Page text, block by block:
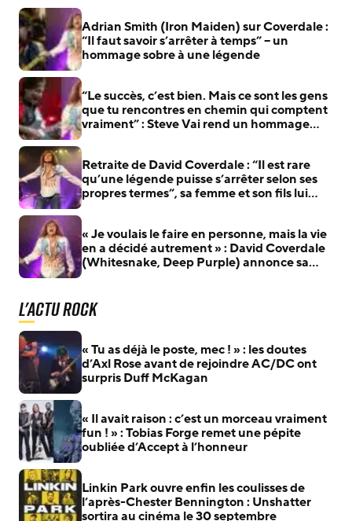
Adrian Smith (Iron Maiden) sur Coverdale :
“Il faut savoir s’arrêter à temps” – un
hommage sobre à une légende
“Le succès, c’est bien. Mais ce sont les gens
que tu rencontres en chemin qui comptent
vraiment” : Steve Vai rend un hommage
Retraite de David Coverdale : “Il est rare
qu’une légende puisse s’arrêter selon ses
propres termes”, sa femme et son fils lui
« Je voulais le faire en personne, mais la vie
en a décidé autrement » : David Coverdale
(Whitesnake, Deep Purple) annonce sa
L'actu Rock
« Tu as déjà le poste, mec ! » : les doutes
d’Axl Rose avant de rejoindre AC/DC ont
surpris Duff McKagan
« Il avait raison : c’est un morceau vraiment
fun ! » : Tobias Forge remet une pépite
oubliée d’Accept à l’honneur
Linkin Park ouvre enfin les coulisses de
l’après-Chester Bennington : Unshatter
sortira au cinéma le 30 septembre